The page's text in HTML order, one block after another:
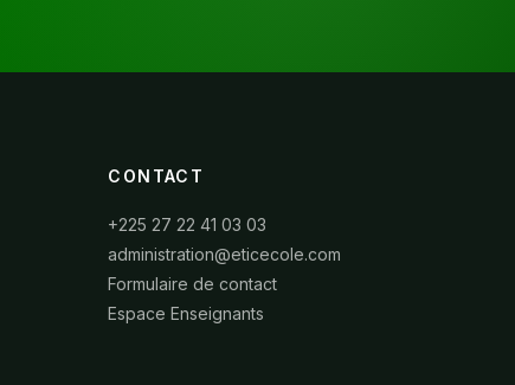
CONTACT
+225 27 22 41 03 03
administration@eticecole.com
Formulaire de contact
Espace Enseignants